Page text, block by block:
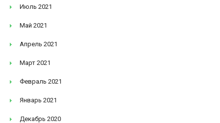
Июль 2021
Май 2021
Апрель 2021
Март 2021
Февраль 2021
Январь 2021
Декабрь 2020